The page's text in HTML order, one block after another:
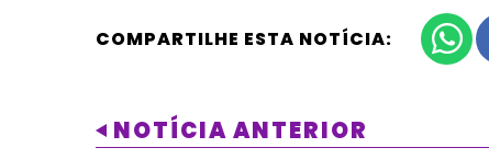
COMPARTILHE ESTA NOTÍCIA:
NOTÍCIA ANTERIOR